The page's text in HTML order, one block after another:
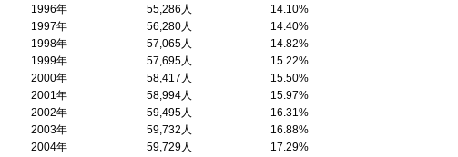
1996年
55,286人
14.10%
1997年
56,280人
14.40%
1998年
57,065人
14.82%
1999年
57,695人
15.22%
2000年
58,417人
15.50%
2001年
58,994人
15.97%
2002年
59,495人
16.31%
2003年
59,732人
16.88%
2004年
59,729人
17.29%